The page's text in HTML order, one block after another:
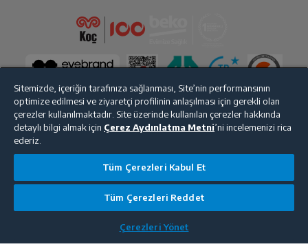
Bize Ulaşın
Satış Sözleşmesi
© 2025 beko.com.tr
Sitemizde, içeriğin tarafınıza sağlanması, Site’nin performansının
optimize edilmesi ve ziyaretçi profilinin anlaşılması için gerekli olan
çerezler kullanılmaktadır. Site üzerinde kullanılan çerezler hakkında
detaylı bilgi almak için Çerez Aydınlatma Metni’ni incelemenizi rica
ederiz.
Tüm Çerezleri Kabul Et
Tüm Çerezleri Reddet
Çerezleri Yönet